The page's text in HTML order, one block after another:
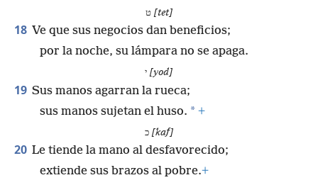
ט [tet]
18 Ve que sus negocios dan beneficios;
por la noche, su lámpara no se apaga.
[yod]
19 Sus manos agarran la rueca;
sus manos sujetan el huso. * +
כ [kaf]
20 Le tiende la mano al desfavorecido;
extiende sus brazos al pobre.+